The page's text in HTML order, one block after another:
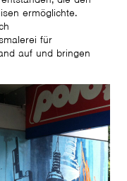
ermöglichte.
für
auf und bringen